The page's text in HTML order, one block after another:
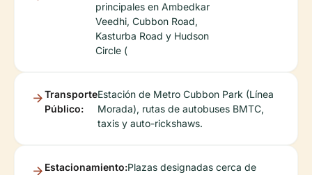
principales en Ambedkar
Veedhi, Cubbon Road,
Kasturba Road y Hudson
Circle (
Transporte
Público:
Estación de Metro Cubbon Park (Línea
Morada), rutas de autobuses BMTC,
taxis y auto-rickshaws.
Estacionamiento:Plazas designadas cerca de